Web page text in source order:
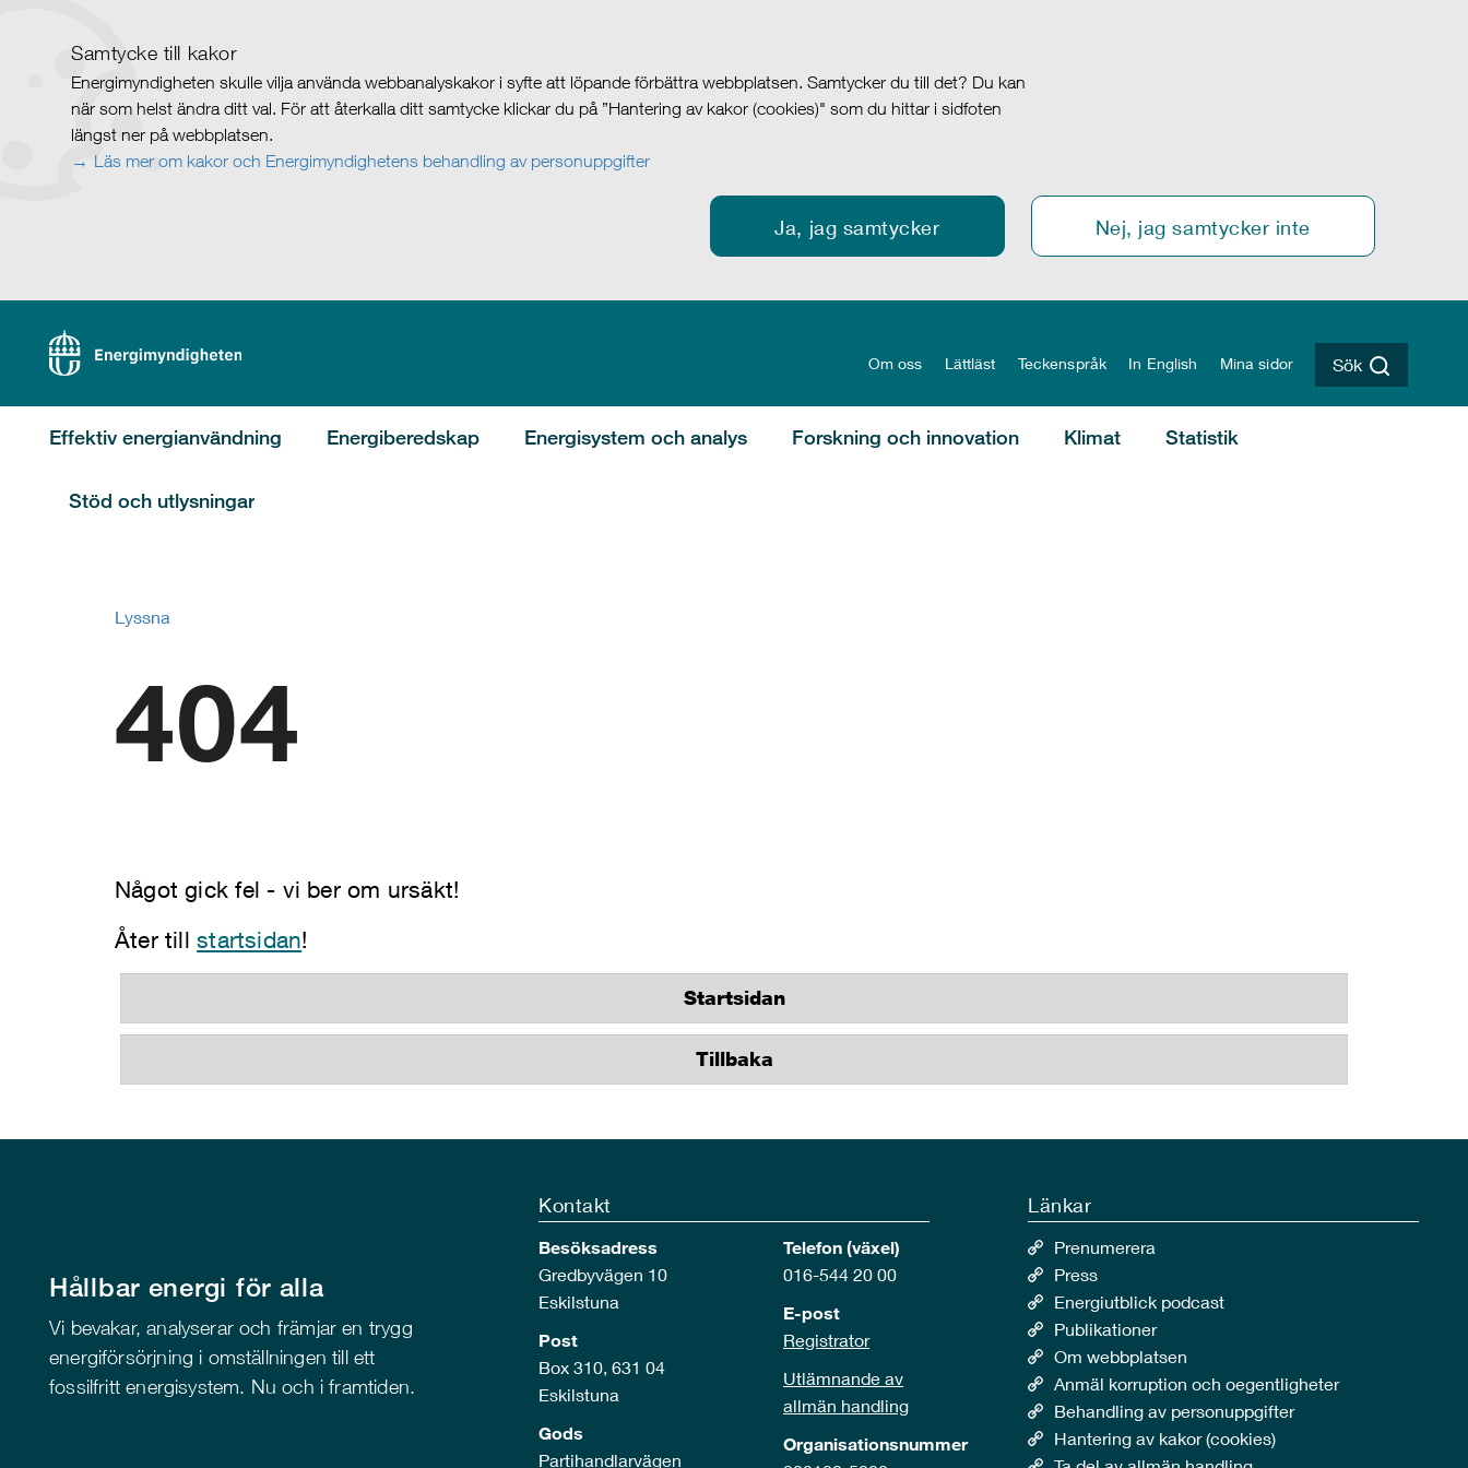
Samtycke till kakor
Energimyndigheten skulle vilja använda webbanalyskakor i syfte att löpande förbättra webbplatsen. Samtycker du till det? Du kan
när som helst ändra ditt val. För att återkalla ditt samtycke klickar du på ”Hantering av kakor (cookies)" som du hittar i sidfoten
längst ner på webbplatsen.
Läs mer om kakor och Energimyndighetens behandling av personuppgifter
Ja, jag samtycker Nej, jag samtycker inte
Om oss Lättläst Teckenspråk In English Mina sidor Sök
Effektiv energianvändning Energiberedskap Energisystem och analys Forskning och innovation Klimat Statistik
Stöd och utlysningar
Lyssna
404
Något gick fel - vi ber om ursäkt!
Åter tillstartsidan!
Startsidan
Tillbaka
Hållbar energi för alla
Vi bevakar, analyserar och främjar en trygg
energiförsörjning i omställningen till ett
fossilfritt energisystem. Nu och i framtiden.
Kontakt
Besöksadress
Gredbyvägen 10
Eskilstuna
Post
Box 310, 631 04
Eskilstuna
Gods
Partihandlarvägen
Telefon (växel)
016-544 20 00
E-post
Registrator
Utlämnande av
allmän handling
Organisationsnummer
Länkar
Prenumerera
Press
Energiutblick podcast
Publikationer
Om webbplatsen
Anmäl korruption och oegentligheter
Behandling av personuppgifter
Hantering av kakor (cookies)